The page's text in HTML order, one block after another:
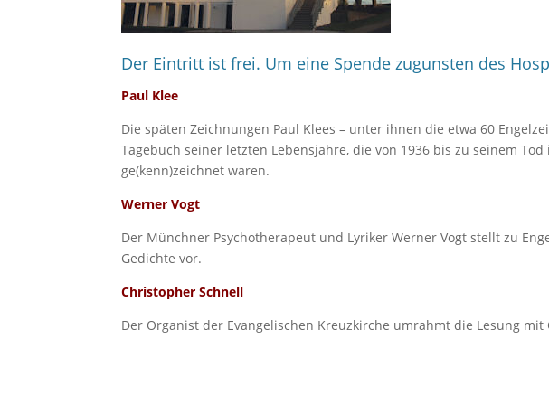
Der Eintritt ist frei. Um eine Spende zugunsten des
Paul Klee
Die späten Zeichnungen Paul Klees – unter ihnen die etwa 60
Tagebuch seiner letzten Lebensjahre, die von 1936 bis zu seinem
ge(kenn)zeichnet waren.
Werner Vogt
Der Münchner Psychotherapeut und Lyriker Werner Vogt stellt zu
Gedichte vor.
Christopher Schnell
Der Organist der Evangelischen Kreuzkirche umrahmt die Lesung mit